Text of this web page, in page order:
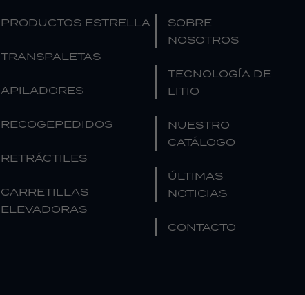
PRODUCTOS ESTRELLA
TRANSPALETAS
APILADORES
RECOGEPEDIDOS
RETRÁCTILES
CARRETILLAS
ELEVADORAS
SOBRE
NOSOTROS
TECNOLOGÍA DE
LITIO
NUESTRO
CATÁLOGO
ÚLTIMAS
NOTICIAS
CONTACTO